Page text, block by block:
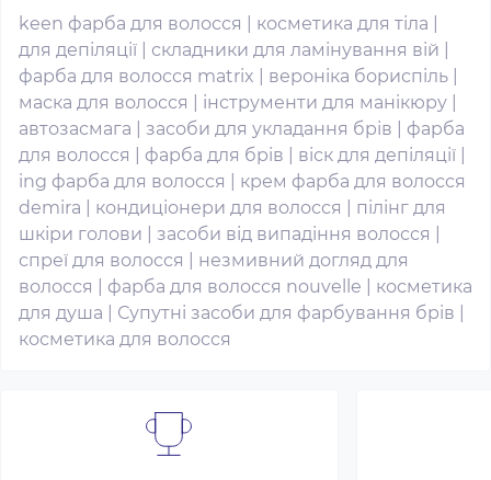
keen фарба для волосся косметика для тіла
для депіляції
складники для ламінування вій
фарба для волосся matrix
вероніка бориспіль
маска для волосся
інструменти для манікюру
автозасмага
засоби для укладання брів
фарба
для волосся
фарба для брів віск для депіляції
ing фарба для волосся
крем фарба для волосся
demira
кондиціонери для волосся
пілінг для
шкіри голови
засоби від випадіння волосся
спреї для волосся
незмивний догляд для
волосся
фарба для волосся nouvelle
косметика
для душа
Супутні засоби для фарбування брів
косметика для волосся